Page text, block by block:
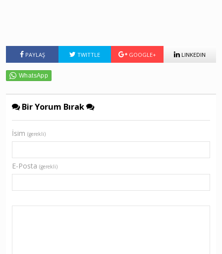
PAYLAŞ TWITTLE GOOGLE+ LINKEDIN
Bir Yorum Bırak
İsim (gerekli)
E-Posta (gerekli)